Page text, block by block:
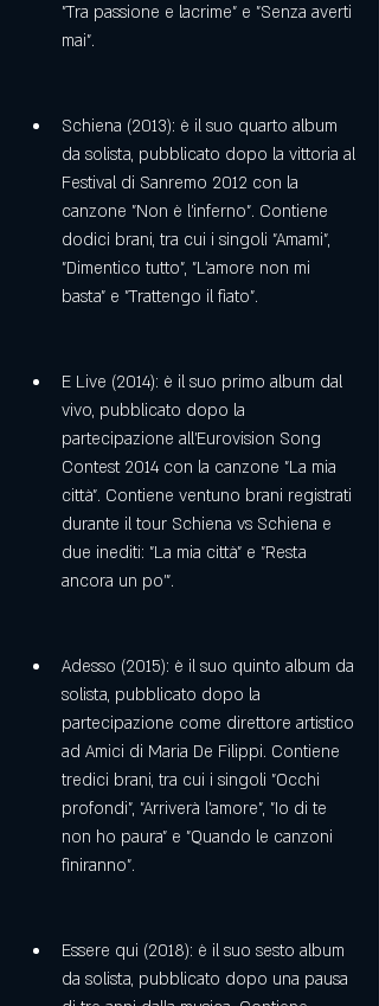
"Tra passione e lacrime" e "Senza averti
mai".
Schiena (2013): è il suo quarto album
da solista, pubblicato dopo la vittoria al
Festival di Sanremo 2012 con la
canzone "Non è l'inferno". Contiene
dodici brani, tra cui i singoli "Amami",
"Dimentico tutto", "L'amore non mi
basta" e "Trattengo il fiato".
E Live (2014): è il suo primo album dal
vivo, pubblicato dopo la
partecipazione all'Eurovision Song
Contest 2014 con la canzone "La mia
città". Contiene ventuno brani registrati
durante il tour Schiena vs Schiena e
due inediti: "La mia città" e "Resta
ancora un po'".
Adesso (2015): è il suo quinto album da
solista, pubblicato dopo la
partecipazione come direttore artistico
ad Amici di Maria De Filippi. Contiene
tredici brani, tra cui i singoli "Occhi
profondi", "Arriverà l'amore", "Io di te
non ho paura" e "Quando le canzoni
finiranno".
Essere qui (2018): è il suo sesto album
da solista, pubblicato dopo una pausa